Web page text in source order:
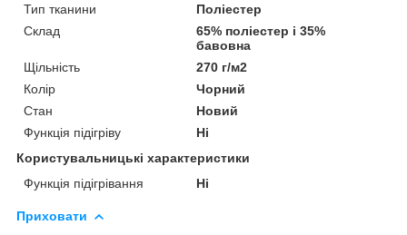
Тип тканини
Поліестер
Склад
65% поліестер і 35%
бавовна
Щільність
270 г/м2
Колір
Чорний
Стан
Новий
Функція підігріву
Ні
Користувальницькі характеристики
Функція підігрівання
Ні
Приховати